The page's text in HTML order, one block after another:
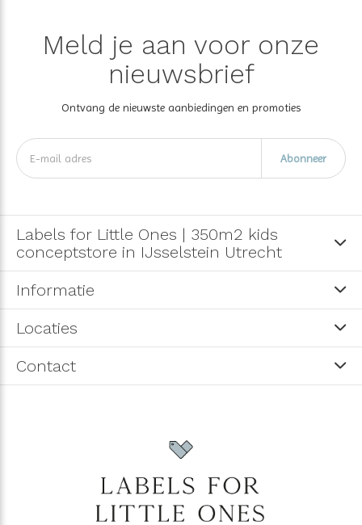
Meld je aan voor onze
nieuwsbrief
Ontvang de nieuwste aanbiedingen en promoties
Abonneer
Labels for Little Ones | 350m2 kids
conceptstore in IJsselstein Utrecht
Informatie
Locaties
Contact